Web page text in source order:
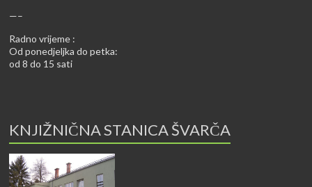
—–
Radno vrijeme :
Od ponedjeljka do petka:
od 8 do 15 sati
KNJIŽNIČNA STANICA ŠVARČA